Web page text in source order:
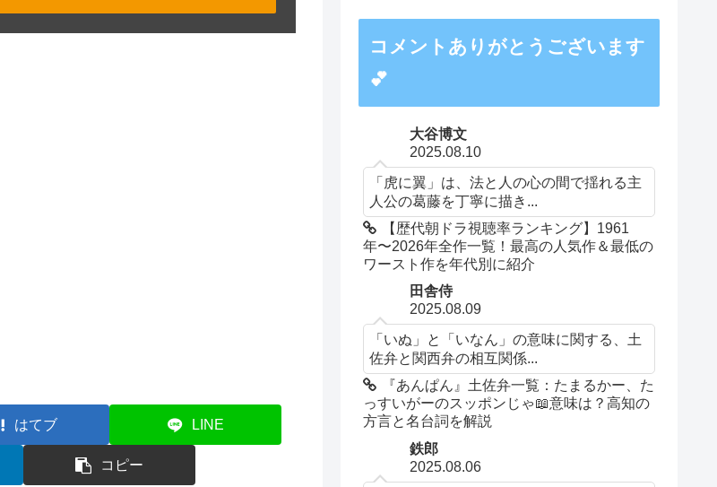
はてブ LINE
コピー
コメントありがとうございます
💕
大谷博文
2025.08.10
「虎に翼」は、法と人の心の間で揺れる主
人公の葛藤を丁寧に描き...
【歴代朝ドラ視聴率ランキング】1961
年〜2026年全作一覧！最高の人気作＆最低の
ワースト作を年代別に紹介
田舎侍
2025.08.09
「いぬ」と「いなん」の意味に関する、土
佐弁と関西弁の相互関係...
『あんぱん』土佐弁一覧：たまるかー、た
っすいがーのスッポンじゃ📖意味は？高知の
方言と名台詞を解説
鉄郎
2025.08.06